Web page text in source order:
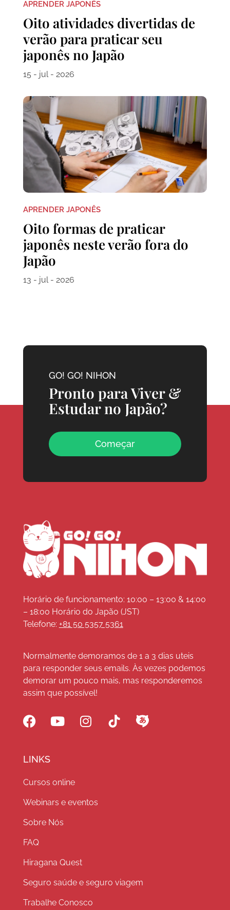
APRENDER JAPONÊS
Oito atividades divertidas de
verão para praticar seu
japonês no Japão
15 - jul - 2026
APRENDER JAPONÊS
Oito formas de praticar
japonês neste verão fora do
Japão
13 - jul - 2026
GO! GO! NIHON
Pronto para Viver &
Estudar no Japão?
Começar
Horário de funcionamento: 10:00 – 13:00 & 14:00
– 18:00 Horário do Japão (JST)
Telefone: +81 50 5357 5361
Normalmente demoramos de 1 a 3 dias uteis
para responder seus emails. Às vezes podemos
demorar um pouco mais, mas responderemos
assim que possível!
LINKS
Cursos online
Webinars e eventos
Sobre Nós
FAQ
Hiragana Quest
Seguro saúde e seguro viagem
Trabalhe Conosco